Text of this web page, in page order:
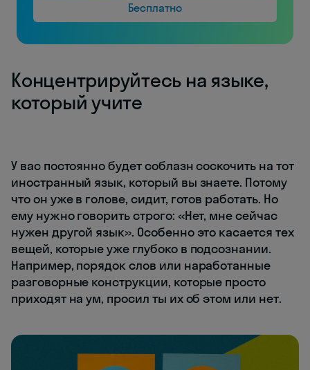
Бесплатно
Концентрируйтесь на языке,
который учите
У вас постоянно будет соблазн соскочить на тот
иностранный язык, который вы знаете. Потому
что он уже в голове, сидит, готов работать. Но
ему нужно говорить строго: «Нет, мне сейчас
нужен другой язык». Особенно это касается тех
вещей, которые уже глубоко в подсознании.
Например, порядок слов или наработанные
разговорные конструкции, которые просто
приходят на ум, просил ты их об этом или нет.